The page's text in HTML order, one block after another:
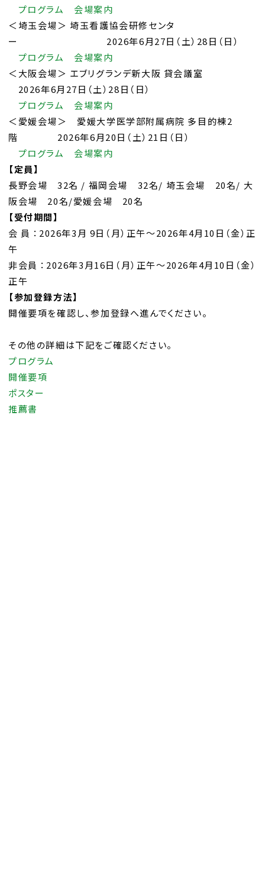
プログラム
会場案内
＜埼玉会場＞ 埼玉看護協会研修センタ
ー 2026年6月27日（土）28日（日）
プログラム
会場案内
＜大阪会場＞ エブリグランデ新大阪 貸会議室
2026年6月27日（土）28日（日）
プログラム
会場案内
＜愛媛会場＞ 愛媛大学医学部附属病院 多目的棟2
階 2026年6月20日（土）21日（日）
プログラム
会場案内
【定員】
長野会場 32名 / 福岡会場 32名/ 埼玉会場 20名/ 大
阪会場 20名/愛媛会場 20名
【受付期間】
会 員 ：2026年3月 9日（月）正午～2026年4月10日（金）正
午
非会員 ：2026年3月16日（月）正午～2026年4月10日（金）
正午
【参加登録方法】
開催要項を確認し、参加登録へ進んでください。
その他の詳細は下記をご確認ください。
プログラム
開催要項
ポスター
推薦書